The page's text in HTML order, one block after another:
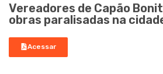
Vereadores de Capão
obras paralisadas na
Acessar